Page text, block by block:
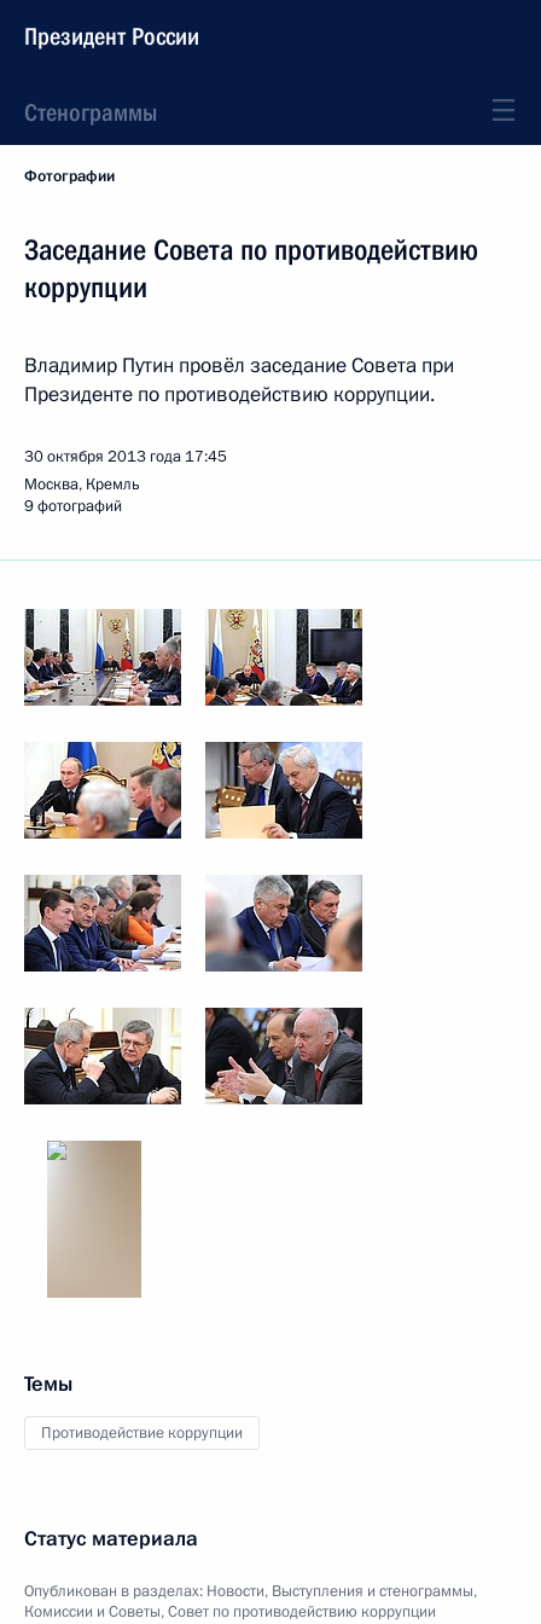
Президент России
Стенограммы
Фотографии
Заседание Совета по противодействию
коррупции
Владимир Путин провёл заседание Совета при
Президенте по противодействию коррупции.
30 октября 2013 года 17:45
Москва, Кремль
9 фотографий
Темы
Противодействие коррупции
Статус материала
Опубликован в разделах: Новости, Выступления и стенограммы,
Комиссии и Советы,Совет по противодействию коррупции